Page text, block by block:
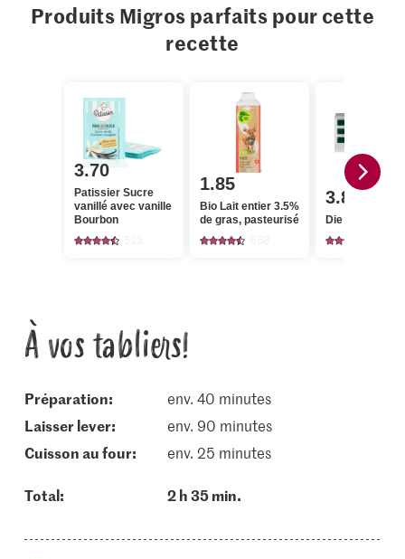
Produits Migros parfaits pour cette
recette
3.70
Patissier Sucre
vanillé avec vanille
Bourbon
1.85
Bio Lait entier 3.5%
de gras, pasteurisé
3.85
Die Butter
À vos tabliers!
Préparation:
env. 40 minutes
laisser lever:
env. 90 minutes
cuisson au four:
env. 25 minutes
Total: 2 h 35 min.